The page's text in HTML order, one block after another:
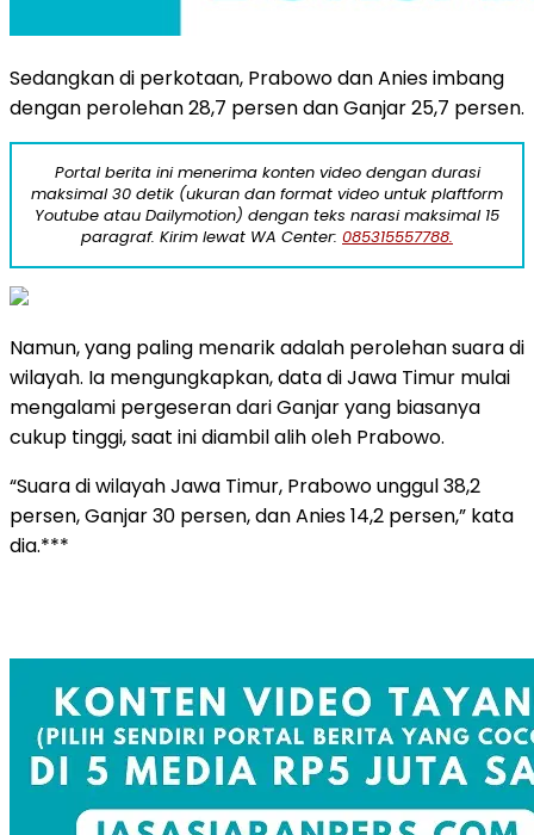
Sedangkan di perkotaan, Prabowo dan Anies imbang
dengan perolehan 28,7 persen dan Ganjar 25,7 persen.
Portal berita ini menerima konten video dengan durasi
maksimal 30 detik (ukuran dan format video untuk plaftform
Youtube atau Dailymotion) dengan teks narasi maksimal 15
paragraf. Kirim lewat WA Center: 085315557788.
Namun, yang paling menarik adalah perolehan suara di
wilayah. Ia mengungkapkan, data di Jawa Timur mulai
mengalami pergeseran dari Ganjar yang biasanya
cukup tinggi, saat ini diambil alih oleh Prabowo.
“Suara di wilayah Jawa Timur, Prabowo unggul 38,2
persen, Ganjar 30 persen, dan Anies 14,2 persen,” kata
dia.***